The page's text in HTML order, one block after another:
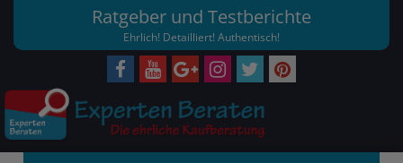
Ratgeber und Testberichte
Ehrlich! Detailliert! Authentisch!